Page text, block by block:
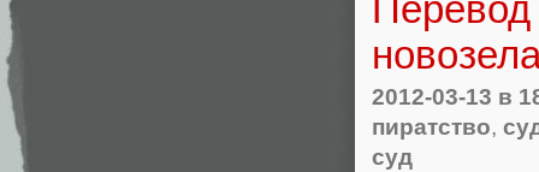
2012-03-13 в
пиратство,
суд